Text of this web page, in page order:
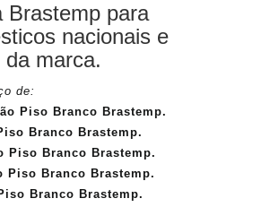
Brastemp para
nacionais e
marca.
de:
Piso Branco Brastemp.
Branco Brastemp.
Piso Branco Brastemp.
Piso Branco Brastemp.
Branco Brastemp.